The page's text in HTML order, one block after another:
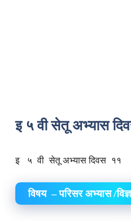
इ ५ वी सेतू अभ्यास
इ ५ वी सेतू अभ्यास दिवस ११
विषय – परिसर अभ्यास /